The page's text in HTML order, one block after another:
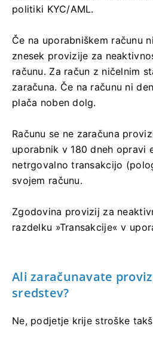
politiki KYC/AML.
Če na uporabniškem računu
znesek provizije za
računu. Za račun z ničelnim
zaračuna. Če na računu ni
plača noben dolg.
Računu se ne zaračuna
uporabnik v 180 dneh opravi
netrgovalno transakcijo
svojem računu.
Zgodovina provizij za
razdelku »Transakcije« v
Ali zaračunavate
sredstev?
Ne, podjetje krije stroške